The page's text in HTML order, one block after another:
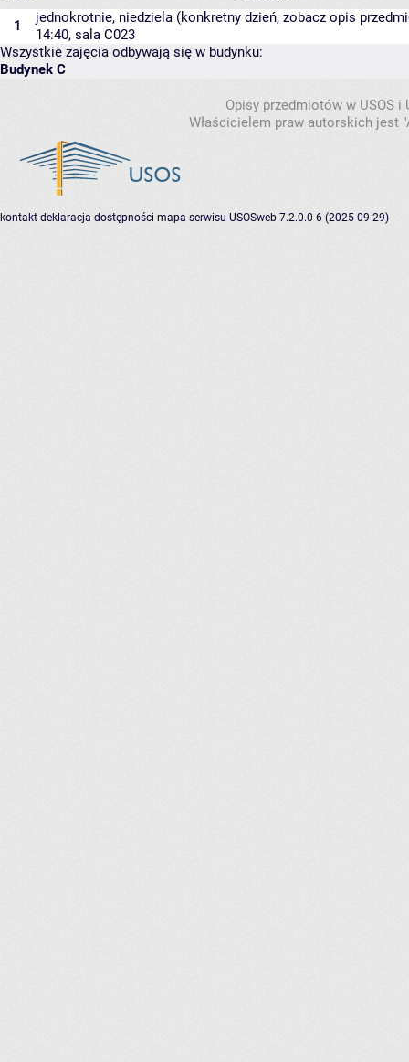
1
jednokrotnie, niedziela (konkretny dzień, zobacz opis
14:40, sala C023
Wszystkie zajęcia odbywają się w budynku:
Budynek C
Opisy przedmiotów w USOS
Właścicielem praw autorskich jest
kontakt deklaracja dostępności mapa serwisu USOSweb 7.2.0.0-6 (2025-09-29)